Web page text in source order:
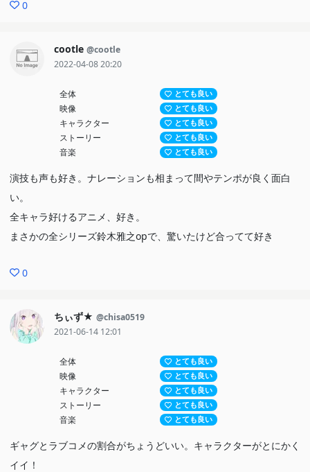
0
cootle @cootle
2022-04-08 20:20
全体 とても良い
映像 とても良い
キャラクター とても良い
ストーリー とても良い
音楽 とても良い
演技も声も好き。ナレーションも相まって間やテンポが良く面白
い。
全キャラ好けるアニメ、好き。
まさかの全シリーズ鈴木雅之opで、驚いたけど合ってて好き
0
ちぃず★ @chisa0519
2021-06-14 12:01
全体 とても良い
映像 とても良い
キャラクター とても良い
ストーリー とても良い
音楽 とても良い
ギャグとラブコメの割合がちょうどいい。キャラクターがとにかく
イイ！